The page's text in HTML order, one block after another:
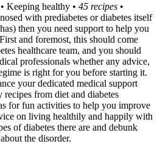
Keeping healthy • 45 recipes •
with prediabetes or diabetes itself
then you need support to help you
and foremost, this should come
healthcare team, and you should
professionals whether any advice,
is right for you before starting it.
your dedicated medical support
from diet and diabetes
for fun activities to help you improve
on living healthily and happily with
of diabetes there are and debunk
the disorder.